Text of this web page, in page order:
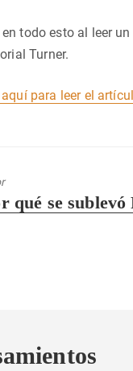
en todo esto al leer
Turner.
para leer el
qué se